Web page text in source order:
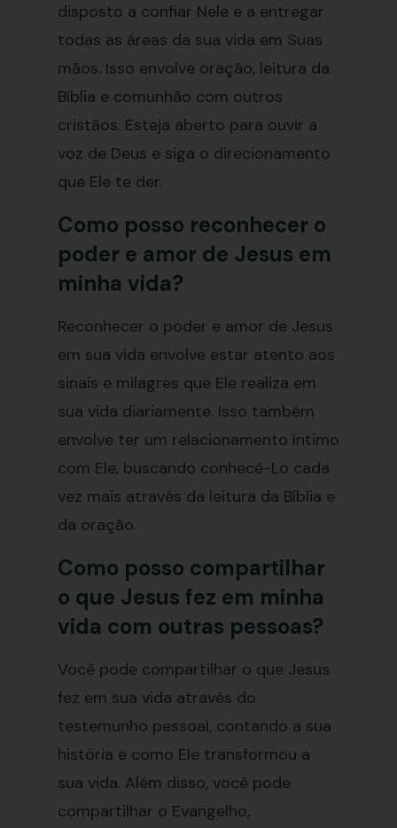
disposto a confiar Nele e a entregar
todas as áreas da sua vida em Suas
mãos. Isso envolve oração, leitura da
Bíblia e comunhão com outros
cristãos. Esteja aberto para ouvir a
voz de Deus e siga o direcionamento
que Ele te der.
Como posso reconhecer o
poder e amor de Jesus em
minha vida?
Reconhecer o poder e amor de Jesus
em sua vida envolve estar atento aos
sinais e milagres que Ele realiza em
sua vida diariamente. Isso também
envolve ter um relacionamento íntimo
com Ele, buscando conhecê-Lo cada
vez mais através da leitura da Bíblia e
da oração.
Como posso compartilhar
o que Jesus fez em minha
vida com outras pessoas?
Você pode compartilhar o que Jesus
fez em sua vida através do
testemunho pessoal, contando a sua
história e como Ele transformou a
sua vida. Além disso, você pode
compartilhar o Evangelho,